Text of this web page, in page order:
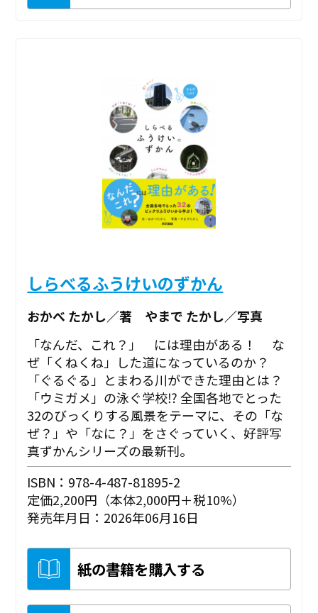
しらべるふうけいのずかん
おかべ たかし／著 やまで たかし／写真
「なんだ、これ？」 には理由がある！ な
ぜ「くねくね」した道になっているのか？
「ぐるぐる」とまわる川ができた理由とは？
「ウミガメ」の泳ぐ学校⁉ 全国各地でとった
32のびっくりする風景をテーマに、その「な
ぜ？」や「なに？」をさぐっていく、好評写
真ずかんシリーズの最新刊。
ISBN：978-4-487-81895-2
定価2,200円（本体2,000円＋税10%）
発売年月日：2026年06月16日
紙の書籍を購入する